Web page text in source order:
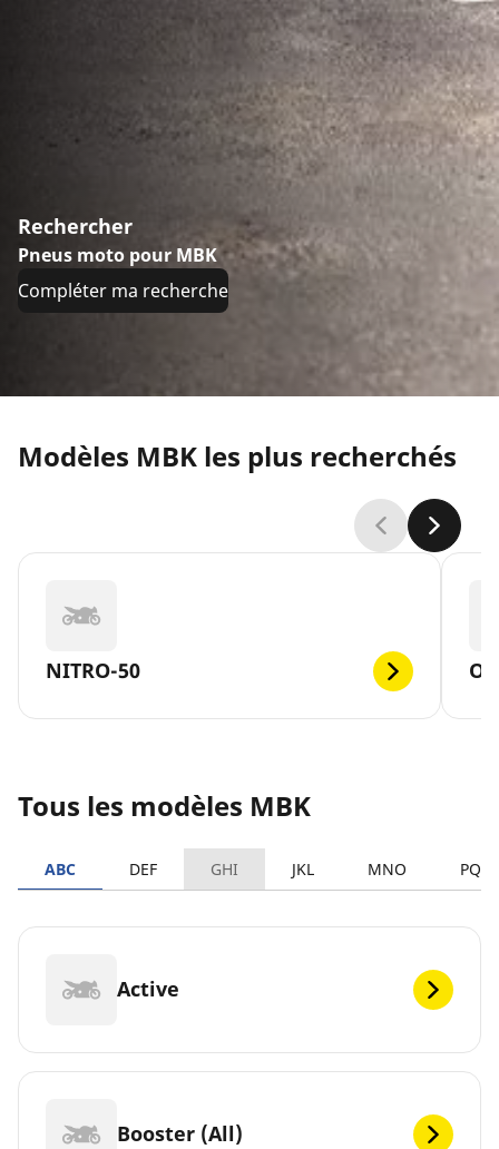
Rechercher
Pneus moto pour MBK
Compléter ma recherche
Modèles MBK les plus recherchés
NITRO-50
Tous les modèles MBK
ABC DEF GHI JKL MNO PQRS
Active
Booster (All)